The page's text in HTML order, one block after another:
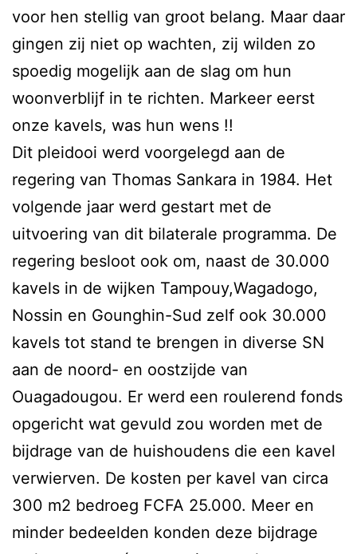
voor hen stellig van groot belang. Maar daar
gingen zij niet op wachten, zij wilden zo
spoedig mogelijk aan de slag om hun
woonverblijf in te richten. Markeer eerst
onze kavels, was hun wens !!
Dit pleidooi werd voorgelegd aan de
regering van Thomas Sankara in 1984. Het
volgende jaar werd gestart met de
uitvoering van dit bilaterale programma. De
regering besloot ook om, naast de 30.000
kavels in de wijken Tampouy,Wagadogo,
Nossin en Gounghin-Sud zelf ook 30.000
kavels tot stand te brengen in diverse SN
aan de noord- en oostzijde van
Ouagadougou. Er werd een roulerend fonds
opgericht wat gevuld zou worden met de
bijdrage van de huishoudens die een kavel
verwierven. De kosten per kavel van circa
300 m2 bedroeg FCFA 25.000. Meer en
minder bedeelden konden deze bijdrage